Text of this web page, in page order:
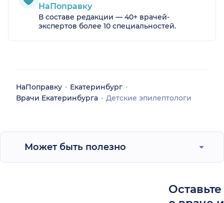
НаПоправку
В составе редакции — 40+ врачей-
экспертов более 10 специальностей.
НаПоправку
Екатеринбург
Врачи Екатеринбурга
Детские эпилептологи
Может быть полезно